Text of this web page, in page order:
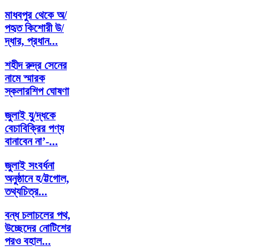
মাধবপুর থেকে অ/
পহৃত কিশোরী উ/
দ্ধার, প্রধান...
শহীদ রুদ্র সেনের
নামে স্মারক
স্কলারশিপ ঘোষণা
জুলাই যু/দ্ধকে
বেচাবিক্রির পণ্য
বানাবেন না’-...
জুলাই সংবর্ধনা
অনুষ্ঠানে হ/ট্টগোল,
তথ্যচিত্র...
বন্ধ চলাচলের পথ,
উচ্ছেদের নোটিশের
পরও বহাল...